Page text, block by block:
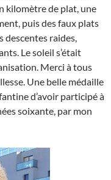
kilomètre de plat, une
puis des faux plats
descentes raides,
Le soleil s’était
Merci à tous
Une belle médaille
d’avoir participé à
soixante, par mon